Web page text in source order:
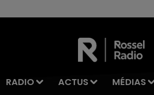
RADIO ACTUS MÉDIAS